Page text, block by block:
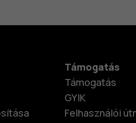
Támogatás
Támogatás
GYIK
Felhasználói